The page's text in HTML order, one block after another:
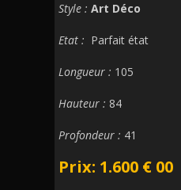
Style : Art Déco
Etat : Parfait état
Longueur : 105
Hauteur : 84
Profondeur : 41
Prix: 1.600 € 00